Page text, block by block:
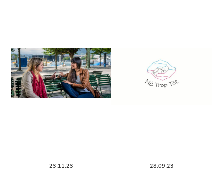
28.09.23
23.11.23